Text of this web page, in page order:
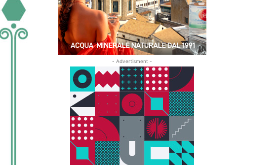
- Advertisment -